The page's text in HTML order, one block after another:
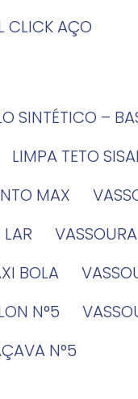
CLICK AÇO
SINTÉTICO –
LIMPA TETO
MAX
LAR
BOLA
N°5
N°5